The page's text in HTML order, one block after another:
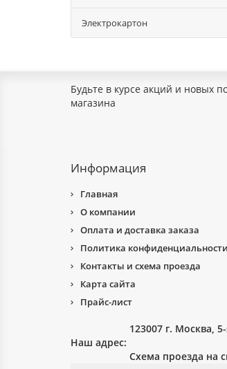
Электрокартон
Будьте в курсе акций и новых
магазина
Информация
Главная
О компании
Оплата и доставка заказа
Политика конфиденциальности
Контакты и схема проезда
Карта сайта
Прайс-лист
Наш адрес:
123007 г. Москва,
Схема проезда на